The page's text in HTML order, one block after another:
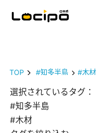
TOP #知多半島 #木材
選択されているタグ：
#知多半島
#木材